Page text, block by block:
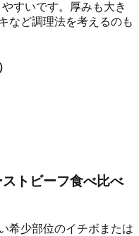
すいです。厚みも大き
など調理法を考えるのも
トビーフ食べ比べ
希少部位のイチボまたは